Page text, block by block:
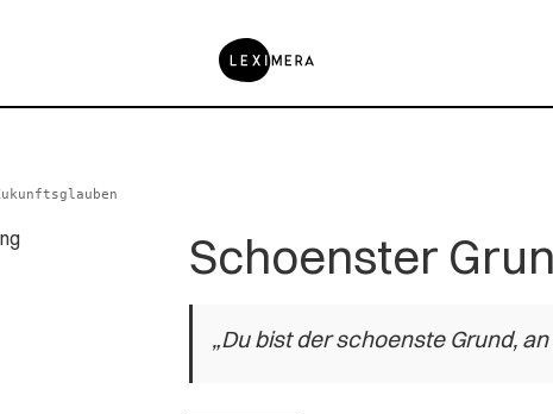
Schoenster
„Du bist der schoenste Grund,